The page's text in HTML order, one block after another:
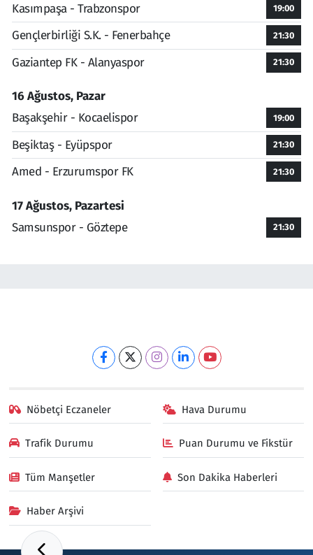
Kasımpaşa - Trabzonspor 19:00
Gençlerbirliği S.K. - Fenerbahçe 21:30
Gaziantep FK - Alanyaspor 21:30
16 Ağustos, Pazar
Başakşehir - Kocaelispor
19:00
Beşiktaş - Eyüpspor 21:30
Amed - Erzurumspor FK 21:30
17 Ağustos, Pazartesi
Samsunspor - Göztepe
21:30
Nöbetçi Eczaneler Hava Durumu
Trafik Durumu Puan Durumu ve Fikstür
Tüm Manşetler Son Dakika Haberleri
Haber Arşivi